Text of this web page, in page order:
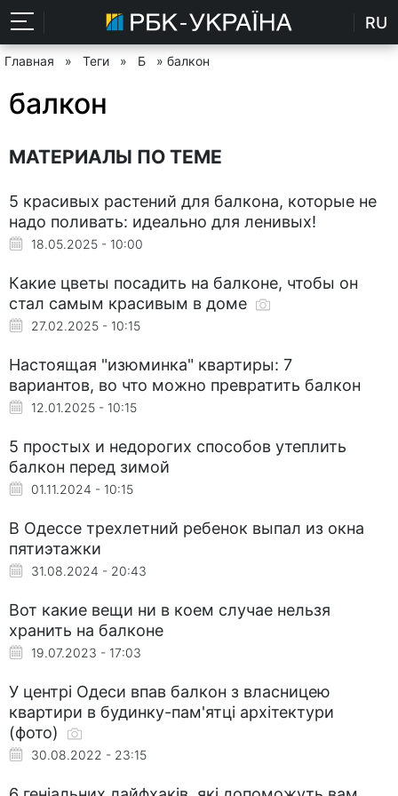
RU
Главная » Теги » Б » балкон
балкон
МАТЕРИАЛЫ ПО ТЕМЕ
5 красивых растений для балкона, которые не
надо поливать: идеально для ленивых!
18.05.2025 - 10:00
Какие цветы посадить на балконе, чтобы он
стал самым красивым в доме
27.02.2025 - 10:15
Настоящая "изюминка" квартиры: 7
вариантов, во что можно превратить балкон
12.01.2025 - 10:15
5 простых и недорогих способов утеплить
балкон перед зимой
01.11.2024 - 10:15
В Одессе трехлетний ребенок выпал из окна
пятиэтажки
31.08.2024 - 20:43
Вот какие вещи ни в коем случае нельзя
хранить на балконе
19.07.2023 - 17:03
У центрі Одеси впав балкон з власницею
квартири в будинку-пам'ятці архітектури
(фото)
30.08.2022 - 23:15